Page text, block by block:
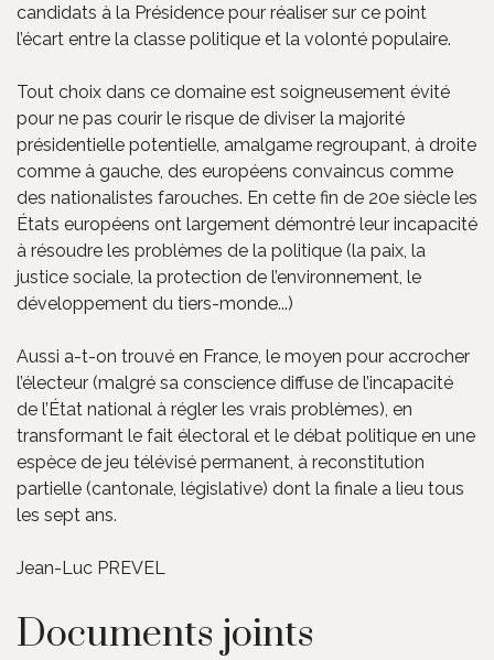
candidats à la Présidence pour réaliser sur ce point
l’écart entre la classe politique et la volonté populaire.
Tout choix dans ce domaine est soigneusement évité
pour ne pas courir le risque de diviser la majorité
présidentielle potentielle, amalgame regroupant, à droite
comme à gauche, des européens convaincus comme
des nationalistes farouches. En cette fin de 20e siècle les
États européens ont largement démontré leur incapacité
à résoudre les problèmes de la politique (la paix, la
justice sociale, la protection de l’environnement, le
développement du tiers-monde...)
Aussi a-t-on trouvé en France, le moyen pour accrocher
l’électeur (malgré sa conscience diffuse de l’incapacité
de l’État national à régler les vrais problèmes), en
transformant le fait électoral et le débat politique en une
espèce de jeu télévisé permanent, à reconstitution
partielle (cantonale, législative) dont la finale a lieu tous
les sept ans.
Jean-Luc PREVEL
Documents joints